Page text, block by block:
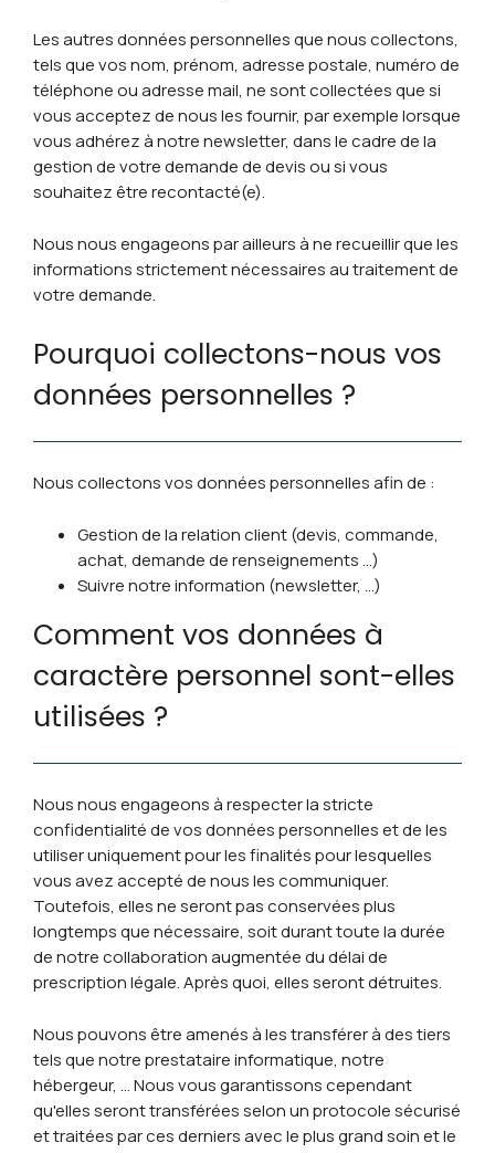
Les autres données personnelles que nous collectons,
tels que vos nom, prénom, adresse postale, numéro de
téléphone ou adresse mail, ne sont collectées que si
vous acceptez de nous les fournir, par exemple lorsque
vous adhérez à notre newsletter, dans le cadre de la
gestion de votre demande de devis ou si vous
souhaitez être recontacté(e).
Nous nous engageons par ailleurs à ne recueillir que les
informations strictement nécessaires au traitement de
votre demande.
Pourquoi collectons-nous vos
données personnelles ?
Nous collectons vos données personnelles afin de :
Gestion de la relation client (devis, commande,
achat, demande de renseignements …)
Suivre notre information (newsletter, …)
Comment vos données à
caractère personnel sont-elles
utilisées ?
Nous nous engageons à respecter la stricte
confidentialité de vos données personnelles et de les
utiliser uniquement pour les finalités pour lesquelles
vous avez accepté de nous les communiquer.
Toutefois, elles ne seront pas conservées plus
longtemps que nécessaire, soit durant toute la durée
de notre collaboration augmentée du délai de
prescription légale. Après quoi, elles seront détruites.
Nous pouvons être amenés à les transférer à des tiers
tels que notre prestataire informatique, notre
hébergeur, … Nous vous garantissons cependant
qu'elles seront transférées selon un protocole sécurisé
et traitées par ces derniers avec le plus grand soin et le